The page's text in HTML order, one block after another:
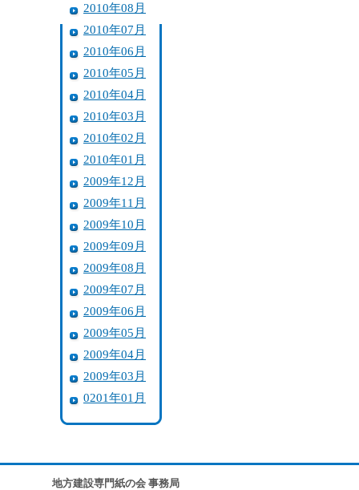
2010年08月
2010年07月
2010年06月
2010年05月
2010年04月
2010年03月
2010年02月
2010年01月
2009年12月
2009年11月
2009年10月
2009年09月
2009年08月
2009年07月
2009年06月
2009年05月
2009年04月
2009年03月
0201年01月
地方建設専門紙の会 事務局